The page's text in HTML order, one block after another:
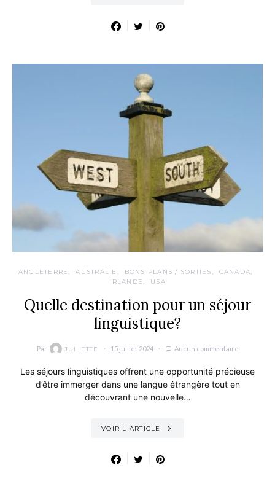
ANGLETERRE AUSTRALIE BONS PLANS / SORTIES
CANADA
IRLANDE
USA
Quelle destination pour un séjour
linguistique?
Par JULIETTE 15 juillet 2024 Aucun commentaire
Les séjours linguistiques offrent une opportunité précieuse
d’être immerger dans une langue étrangère tout en
découvrant une nouvelle…
VOIR L'ARTICLE